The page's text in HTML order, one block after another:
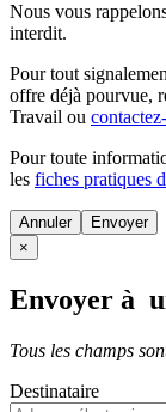
Nous vous
interdit.
Pour tout
offre déjà pourvue,
Travail ou
Pour toute
les fiches pratiques
Annuler
×
Envoyer à
Tous les champs
Destinataire